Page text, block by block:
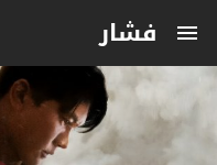
فشار